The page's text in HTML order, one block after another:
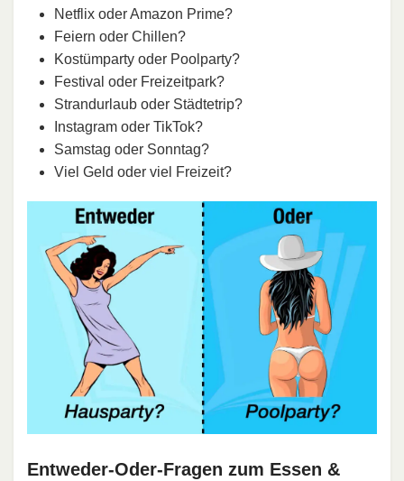
Netflix oder Amazon Prime?
Feiern oder Chillen?
Kostümparty oder Poolparty?
Festival oder Freizeitpark?
Strandurlaub oder Städtetrip?
Instagram oder TikTok?
Samstag oder Sonntag?
Viel Geld oder viel Freizeit?
Entweder-Oder-Fragen zum Essen &